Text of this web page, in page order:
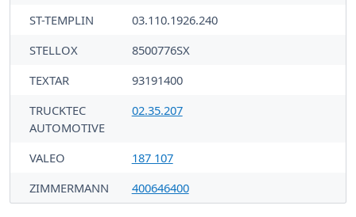
ST-TEMPLIN
03.110.1926.240
STELLOX
8500776SX
TEXTAR
93191400
TRUCKTEC
AUTOMOTIVE
02.35.207
VALEO
187 107
ZIMMERMANN
400646400